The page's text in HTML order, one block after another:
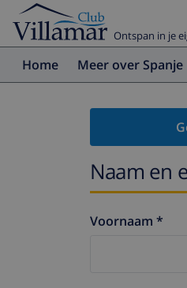
Ontspan in je
Home Meer over Spanje
Naam en
Voornaam *